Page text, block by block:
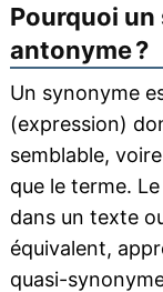
Pourquoi
antonyme ?
Un synonyme
(expression)
semblable,
que le terme.
dans un texte
équivalent,
quasi-